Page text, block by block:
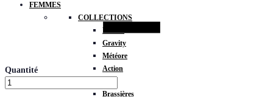
FEMMES
COLLECTIONS
Fitness
Gravity
Météore
Action
Brassières
Quantité